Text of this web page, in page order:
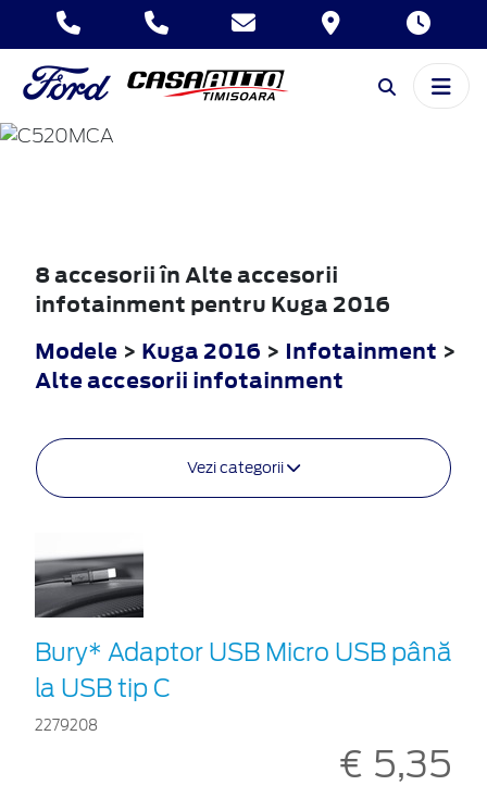
KUGA
8 accesorii în Alte accesorii
infotainment pentru Kuga 2016
Modele > Kuga 2016 > Infotainment >
Alte accesorii infotainment
Vezi categorii
Bury* Adaptor USB Micro USB până
la USB tip C
2279208
€ 5,35